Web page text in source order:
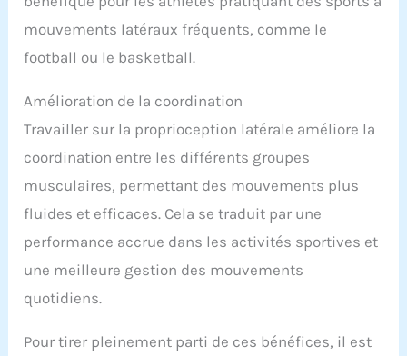
mouvements latéraux fréquents, comme le
football ou le basketball.
Amélioration de la coordination
Travailler sur la proprioception latérale améliore la
coordination entre les différents groupes
musculaires, permettant des mouvements plus
fluides et efficaces. Cela se traduit par une
performance accrue dans les activités sportives et
une meilleure gestion des mouvements
quotidiens.
Pour tirer pleinement parti de ces bénéfices, il est